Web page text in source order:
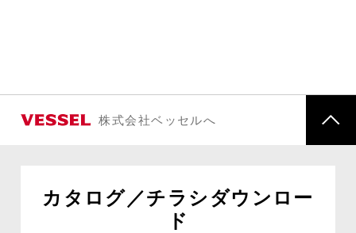
株式会社ベッセルへ
カタログ／チラシダウンロー
ド